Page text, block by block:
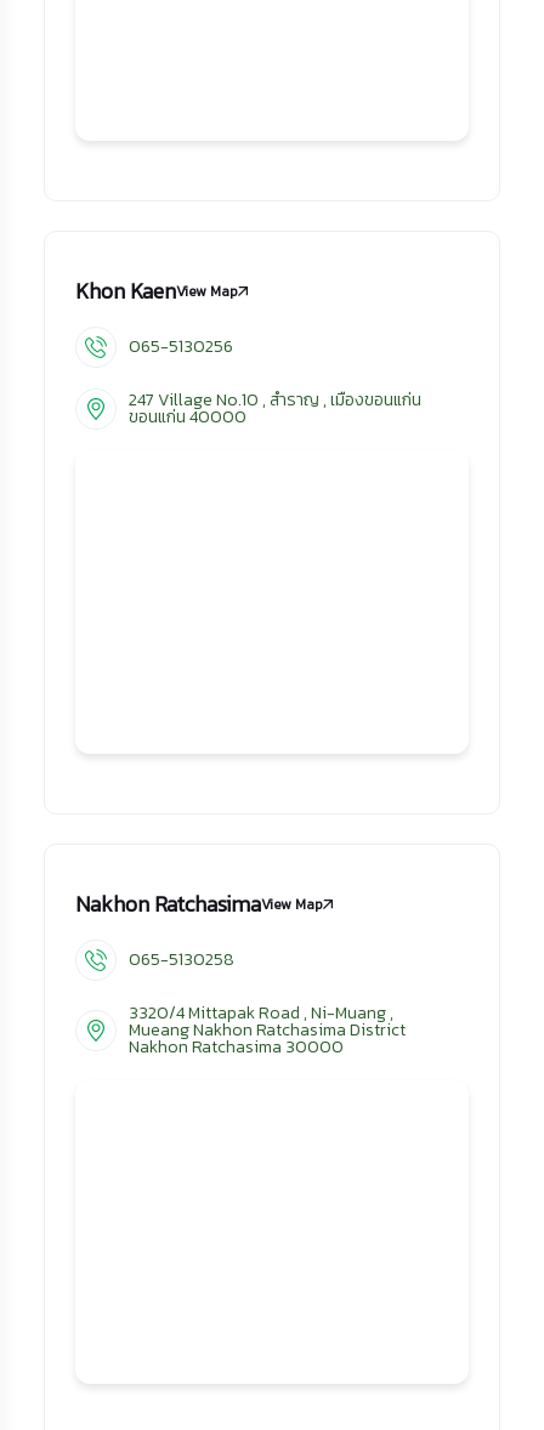
Khon KaenView Map
065-5130256
247 Village No.10 , สำราญ , เมืองขอนแก่น
ขอนแก่น 40000
Nakhon RatchasimaView Map
065-5130258
3320/4 Mittapak Road , Ni-Muang ,
Mueang Nakhon Ratchasima District
Nakhon Ratchasima 30000